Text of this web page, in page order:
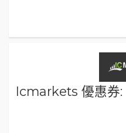
Icmarkets 優惠券: